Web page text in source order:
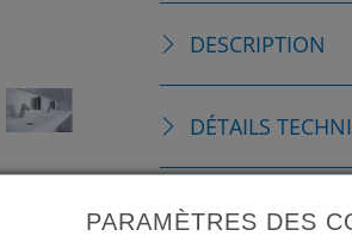
DESCRIPTION
DÉTAILS
ACCESSOIRES
PARAMÈTRES DES